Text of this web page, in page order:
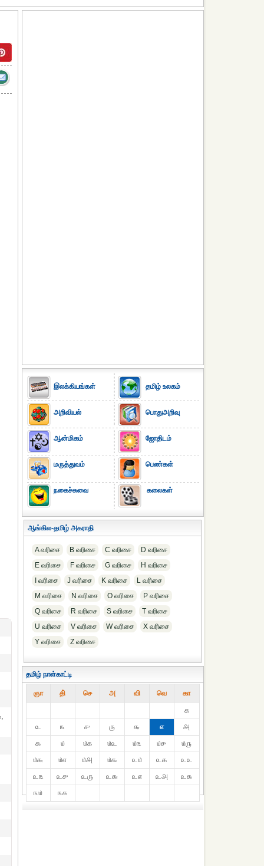
இலக்கியங்கள்
அறிவியல்
ஆன்மிகம்
மருத்துவம்
நகைச்சுவை
தமிழ் உலகம்
பொதுஅறிவு
ஜோதிடம்
பெண்கள்
கலைகள்
ஆங்கில-தமிழ் அகராதி
A வரிசை B வரிசை C வரிசை
D வரிசை
E வரிசை
F வரிசை G வரிசை
H வரிசை
I வரிசை
J வரிசை K வரிசை
L வரிசை
M வரிசை
N வரிசை O வரிசை
P வரிசை
Q வரிசை
R வரிசை S வரிசை
T வரிசை
U வரிசை
V வரிசை W வரிசை
X வரிசை
Y வரிசை
Z வரிசை
தமிழ் நாள்காட்டி
ஞா தி் செ அ வி வெ கா
௧
௨
௩ ௪ ௫ ௬ ௭
௮
௯
௰ ௰௧ ௰௨ ௰௩ ௰௪
௰௫
௰௬
௰௭ ௰௮ ௰௯ ௨௰ ௨௧
௨௨
௨௩
௨௪ ௨௫ ௨௬ ௨௭ ௨௮
௨௯
௩௰
௩௧